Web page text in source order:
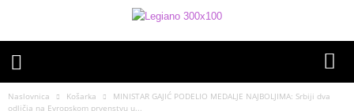
Naslovnica Košarka
MINISTAR GAJIĆ PODELIO MEDALJE NAJBOLJIMA: Srbiji dva
odličja na Evropskom prvenstvu u...